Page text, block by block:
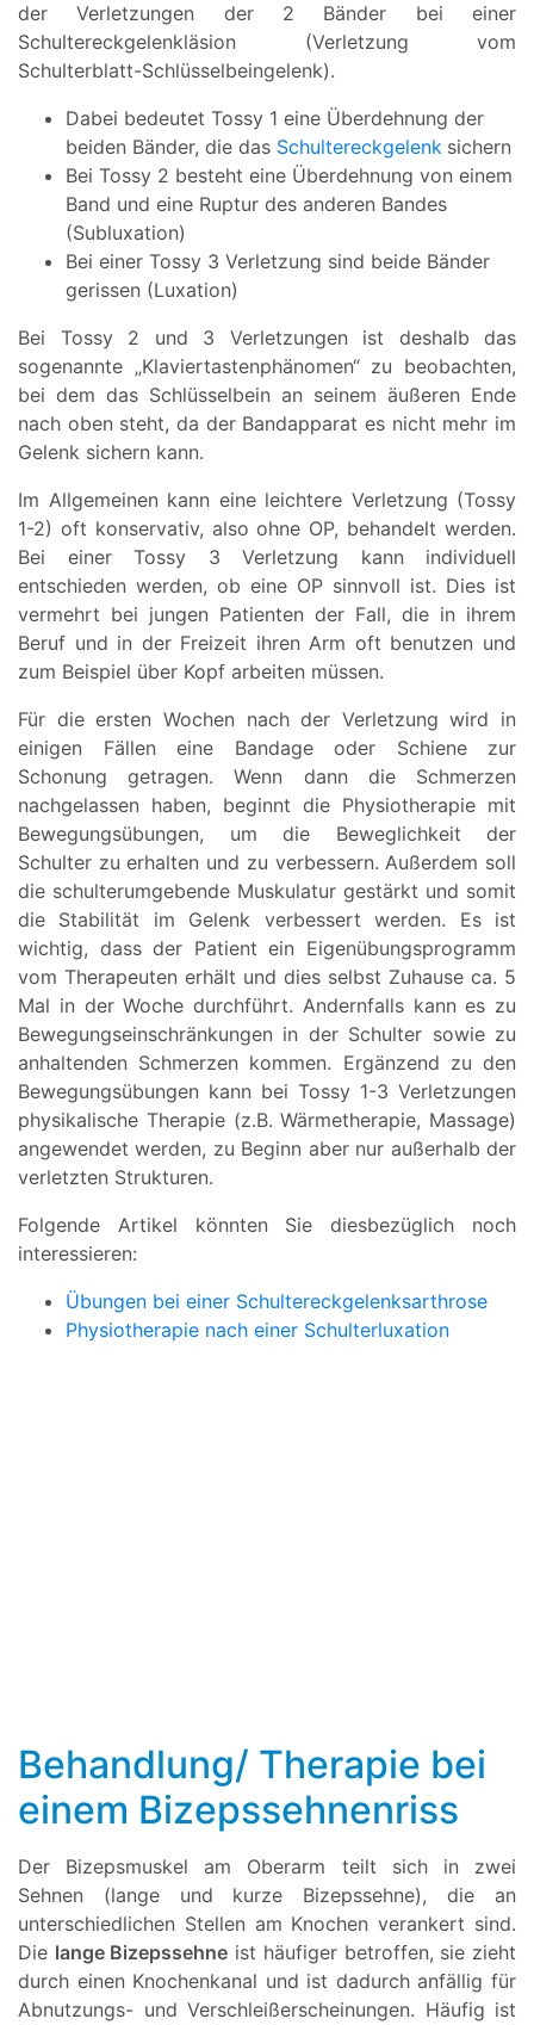
der Verletzungen der 2 Bänder bei einer
Schultereckgelenkläsion (Verletzung vom
Schulterblatt-Schlüsselbeingelenk).
Dabei bedeutet Tossy 1 eine Überdehnung der
beiden Bänder, die das Schultereckgelenk sichern
Bei Tossy 2 besteht eine Überdehnung von einem
Band und eine Ruptur des anderen Bandes
(Subluxation)
Bei einer Tossy 3 Verletzung sind beide Bänder
gerissen (Luxation)
Bei Tossy 2 und 3 Verletzungen ist deshalb das
sogenannte „Klaviertastenphänomen“ zu beobachten,
bei dem das Schlüsselbein an seinem äußeren Ende
nach oben steht, da der Bandapparat es nicht mehr im
Gelenk sichern kann.
Im Allgemeinen kann eine leichtere Verletzung (Tossy
1-2) oft konservativ, also ohne OP, behandelt werden.
Bei einer Tossy 3 Verletzung kann individuell
entschieden werden, ob eine OP sinnvoll ist. Dies ist
vermehrt bei jungen Patienten der Fall, die in ihrem
Beruf und in der Freizeit ihren Arm oft benutzen und
zum Beispiel über Kopf arbeiten müssen.
Für die ersten Wochen nach der Verletzung wird in
einigen Fällen eine Bandage oder Schiene zur
Schonung getragen. Wenn dann die Schmerzen
nachgelassen haben, beginnt die Physiotherapie mit
Bewegungsübungen, um die Beweglichkeit der
Schulter zu erhalten und zu verbessern. Außerdem soll
die schulterumgebende Muskulatur gestärkt und somit
die Stabilität im Gelenk verbessert werden. Es ist
wichtig, dass der Patient ein Eigenübungsprogramm
vom Therapeuten erhält und dies selbst Zuhause ca. 5
Mal in der Woche durchführt. Andernfalls kann es zu
Bewegungseinschränkungen in der Schulter sowie zu
anhaltenden Schmerzen kommen. Ergänzend zu den
Bewegungsübungen kann bei Tossy 1-3 Verletzungen
physikalische Therapie (z.B. Wärmetherapie, Massage)
angewendet werden, zu Beginn aber nur außerhalb der
verletzten Strukturen.
Folgende Artikel könnten Sie diesbezüglich noch
interessieren:
Übungen bei einer Schultereckgelenksarthrose
Physiotherapie nach einer Schulterluxation
Behandlung/ Therapie bei
einem Bizepssehnenriss
Der Bizepsmuskel am Oberarm teilt sich in zwei
Sehnen (lange und kurze Bizepssehne), die an
unterschiedlichen Stellen am Knochen verankert sind.
Die lange Bizepssehne ist häufiger betroffen, sie zieht
durch einen Knochenkanal und ist dadurch anfällig für
Abnutzungs- und Verschleißerscheinungen. Häufig ist